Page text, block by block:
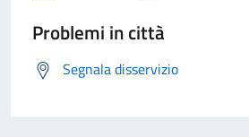
Problemi in città
Segnala disservizio